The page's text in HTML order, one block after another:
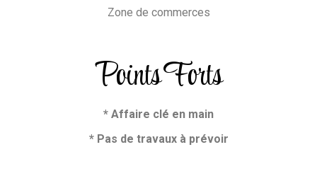
Zone de commerces
Points Forts
* Affaire clé en main
* Pas de travaux à prévoir